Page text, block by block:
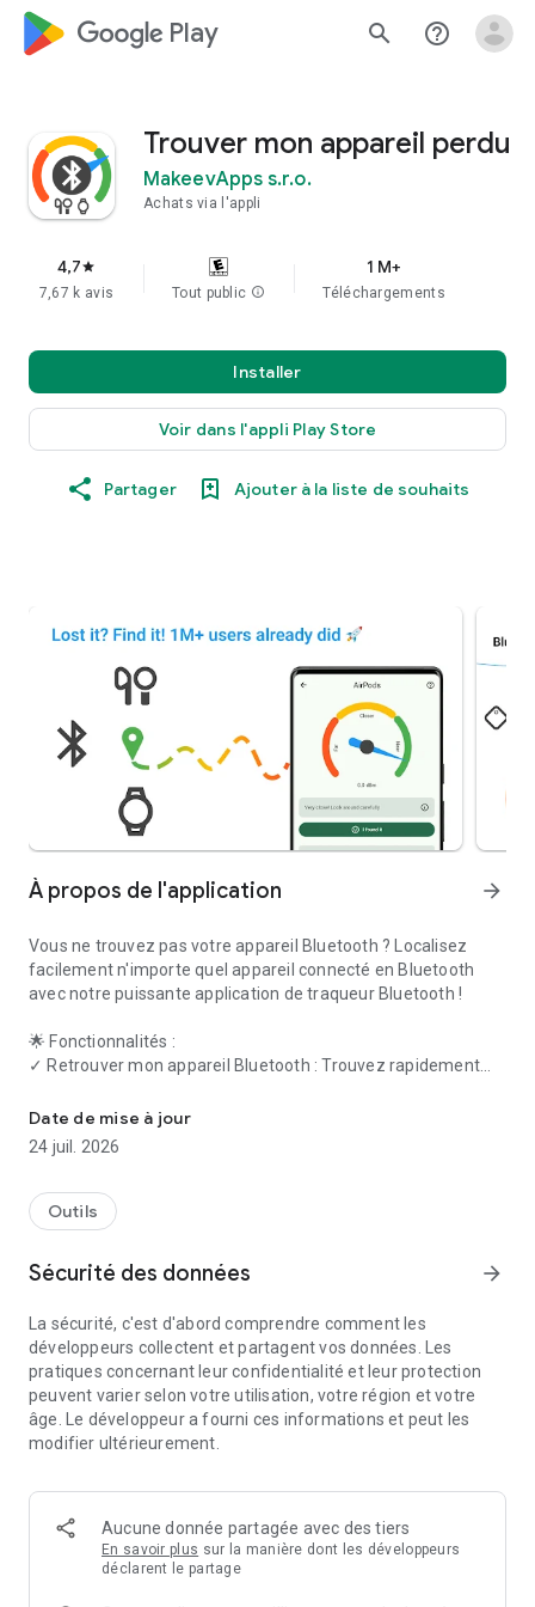
google_logo Play search help_outline
Trouver mon appareil perdu
MakeevApps s.r.o.
Achats via l'appli
4,7star
7,67 k avis Tout public info
1 M+
Téléchargements
Installer
Voir dans l'appli Play Store
Partager Ajouter à la liste de souhaits
À propos de l'application arrow_forward
Vous ne trouvez pas votre appareil Bluetooth ? Localisez
facilement n'importe quel appareil connecté en Bluetooth
avec notre puissante application de traqueur Bluetooth !
🌟 Fonctionnalités :
✓ Retrouver mon appareil Bluetooth : Trouvez rapidement
connectées, les écouteurs, les AirPods, les trackers FitBit, et
bien plus encore.
Retrouver mes écouteurs & AirPods :
guide directement vers eux.
✓Retrouver ma montre connectée :
✓Retrouver mon FitBit :Reprenez votre routine fitness en
🔍Comment ça marche :
1.Ouvrez l'application :Scannez automatiquement les
appareils Bluetooth à proximité.
2.Sélectionnez votre appareil :Choisissez votre appareil
perdu dans la liste.
de la force du signal—plus le signal est fort, plus vous êtes
proche.
Trouvez votre appareil :Utilisez le signal pour localiser
l'emplacement exact.
Date de mise à jour
24 juil. 2026
Outils
Sécurité des données arrow_forward
La sécurité, c'est d'abord comprendre comment les
développeurs collectent et partagent vos données. Les
pratiques concernant leur confidentialité et leur protection
peuvent varier selon votre utilisation, votre région et votre
âge. Le développeur a fourni ces informations et peut les
modifier ultérieurement.
Aucune donnée partagée avec des tiers
En savoir plus sur la manière dont les développeurs
déclarent le partage